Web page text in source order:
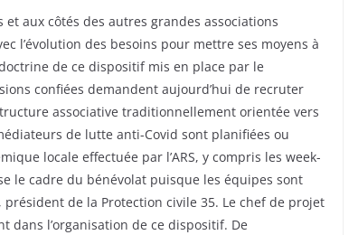
aux côtés des autres grandes associations
l’évolution des besoins pour mettre ses moyens à
de ce dispositif mis en place par le
confiées demandent aujourd’hui de recruter
associative traditionnellement orientée vers
de lutte anti-Covid sont planifiées ou
locale effectuée par l’ARS, y compris les week-
le cadre du bénévolat puisque les équipes sont
de la Protection civile 35. Le chef de projet
dans l’organisation de ce dispositif. De